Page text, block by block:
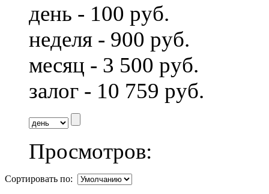
день - 100 руб.
неделя - 900 руб.
месяц - 3 500 руб.
залог - 10 759 руб.
Просмотров:
Сортировать по: